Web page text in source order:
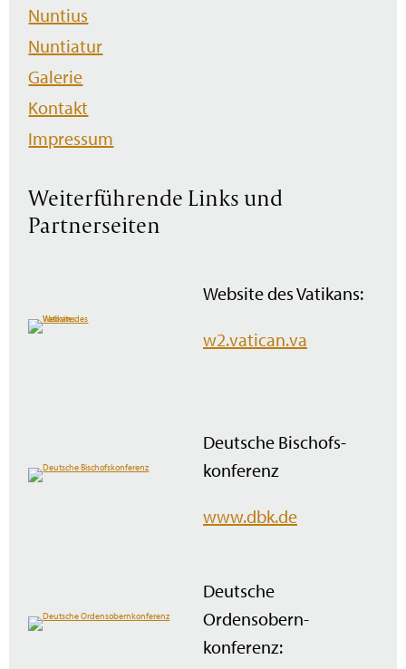
Nuntius
Nuntiatur
Galerie
Kontakt
Impressum
Weiterführende Links und
Partnerseiten
Website des Vatikans:
w2.vatican.va
Deutsche Bischofs­
konferenz
www.dbk.de
Deutsche
Ordensobern­
konferenz: